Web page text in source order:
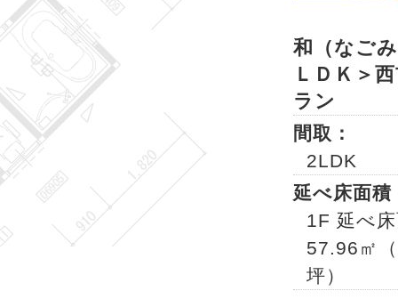
和（なご
ＬＤＫ＞
ラン
間取：
2LDK
延べ床面積
1F 延べ
57.96㎡
坪）